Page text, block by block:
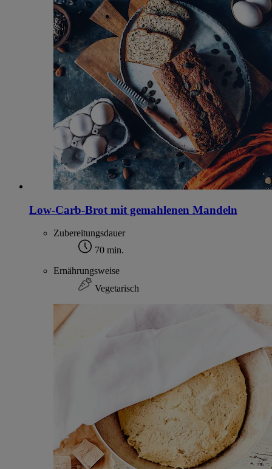
Low-Carb-Brot mit gemahlenen Mandeln
Zubereitungsdauer
70 min.
Ernährungsweise
Vegetarisch